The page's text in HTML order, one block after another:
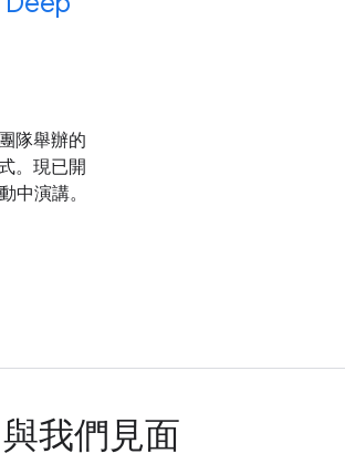
隊舉辦的
。現已開
中演講。
我們見面